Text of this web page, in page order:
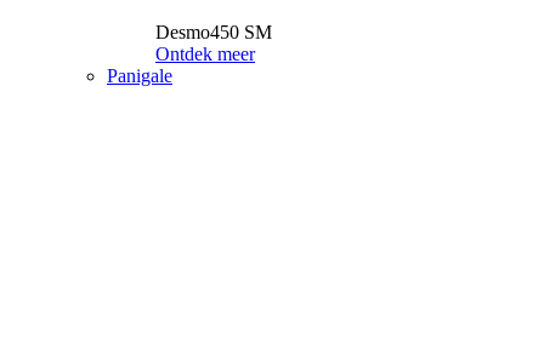
Desmo450 SM
Ontdek meer
Panigale